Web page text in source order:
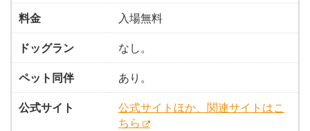
料金
入場無料
ドッグラン
なし。
ペット同伴
あり。
公式サイト
公式サイトほか、関連サイトはこ
ちら